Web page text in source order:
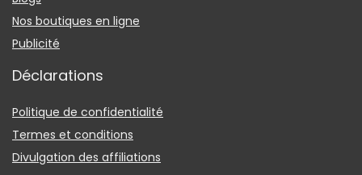
Nos boutiques en ligne
Publicité
Déclarations
Politique de confidentialité
Termes et conditions
Divulgation des affiliations